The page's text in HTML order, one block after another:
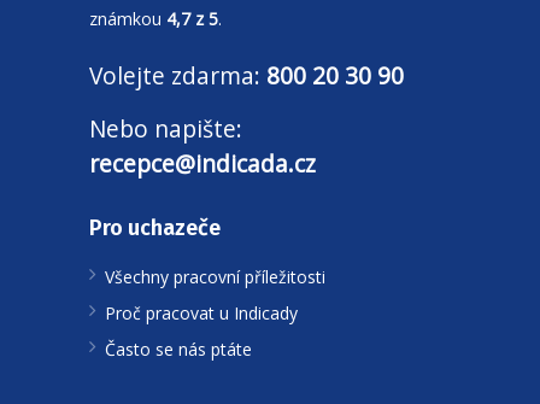
známkou 4,7 z 5.
Volejte zdarma: 800 20 30 90
Nebo napište:
recepce@indicada.cz
Pro uchazeče
Všechny pracovní příležitosti
Proč pracovat u Indicady
Často se nás ptáte